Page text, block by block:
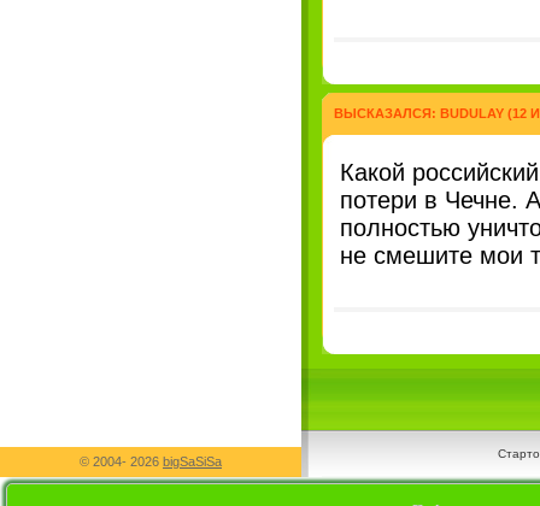
ВЫСКАЗАЛСЯ: BUDULAY (12
Какой
потери в Чечне.
полностью
не смешите мои
© 2004- 2026 bigSaSiSa